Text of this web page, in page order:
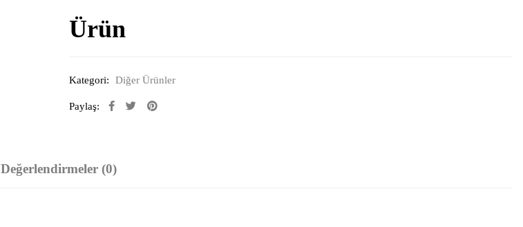
Ürün
Kategori: Diğer Ürünler
Paylaş:
Değerlendirmeler (0)